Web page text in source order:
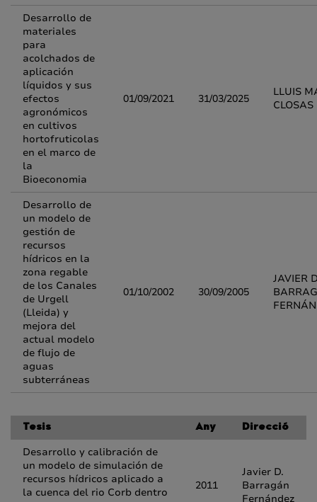
Desarrollo de
materiales
para
acolchados de
aplicación
líquidos y sus
efectos
agronómicos
en cultivos
hortofruticolas
en el marco de
la
Bioeconomia
01/09/2021 31/03/2025
LLUIS
CLOSAS
Desarrollo de
un modelo de
gestión de
recursos
hídricos en la
zona regable
de los Canales
de Urgell
(Lleida) y
mejora del
actual modelo
de flujo de
aguas
subterráneas
01/10/2002 30/09/2005
JAVIER
Tesis Any Direcció
Desarrollo y calibración de
un modelo de simulación de
recursos hídricos aplicado a
la cuenca del rio Corb dentro
2011
Javier D.
Barragán
Fernández